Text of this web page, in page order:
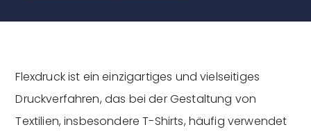
Flexdruck ist ein einzigartiges und vielseitiges
Druckverfahren, das bei der Gestaltung von
Textilien, insbesondere T-Shirts, häufig verwendet